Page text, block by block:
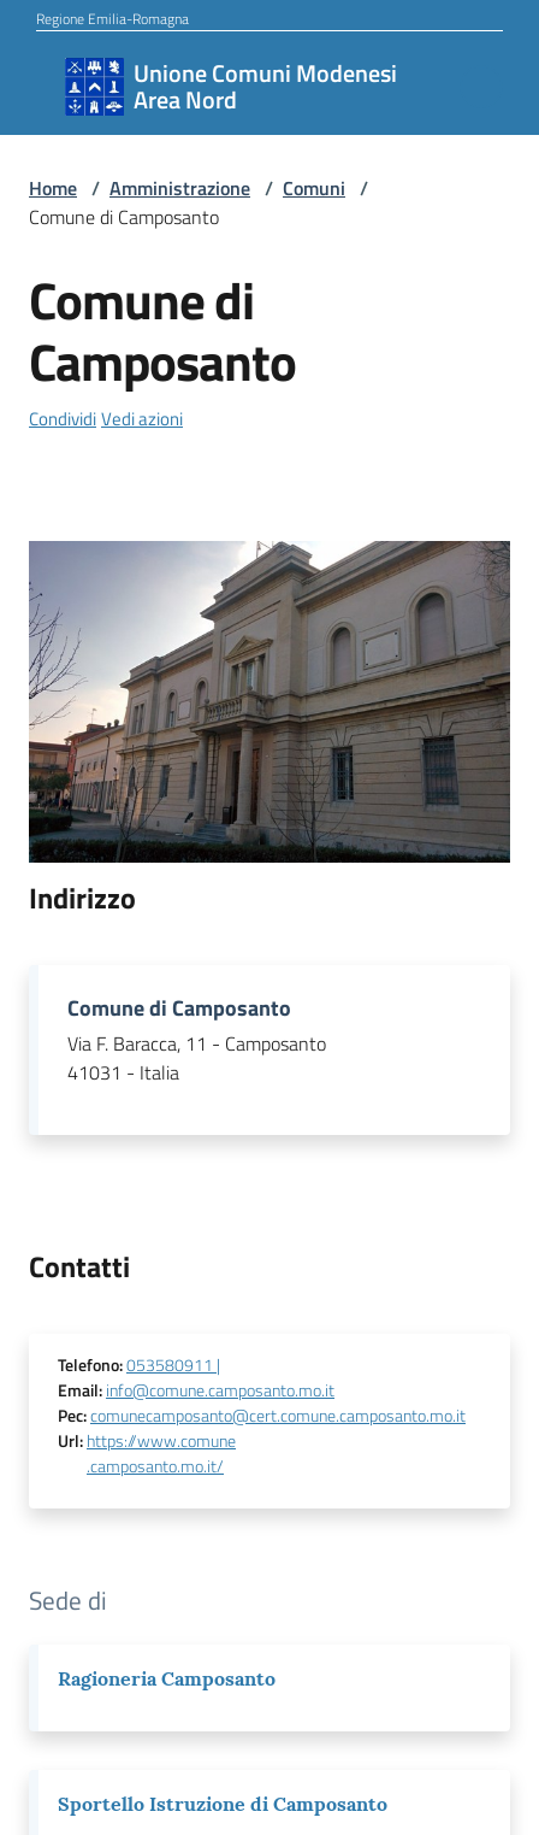
Vai al contenuto
Vai alla navigazione
Vai al footer
Regione Emilia-Romagna
Unione Comuni Modenesi
Area Nord
Unione
Comuni
Area
Nord
Novità
Documenti
e
dati
Scopri
il
territorio
TERRA
Tutti
Home / Amministrazione / Comuni /
Comune di Camposanto
Salta al contenuto
Comune di
Camposanto
CondividiVedi azioni
Indirizzo
Comune di Camposanto
Via F. Baracca, 11 - Camposanto
41031 - Italia
Contatti
Telefono:053580911 |
Email:info@comune.camposanto.mo.it
Pec:comunecamposanto@cert.comune.camposanto.mo.it
Url:https://www.comune
.camposanto.mo.it/
Sede di
Ragioneria Camposanto
Sportello Istruzione di Camposanto